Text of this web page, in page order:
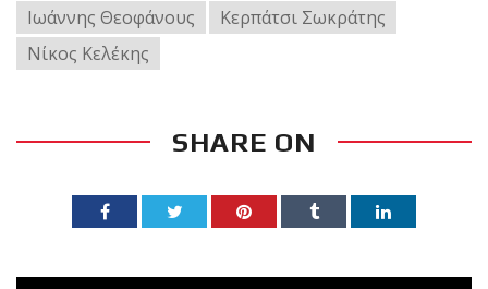
Ιωάννης Θεοφάνους
Κερπάτσι Σωκράτης
Νίκος Κελέκης
SHARE ON